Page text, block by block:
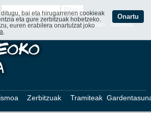
Web ofizialak Kontaktatu Webcam Intraneta
Zerbitzuak Tramiteak
Onartu
bai eta hirugarrenen cookieak
eta gure zerbitzuak hobetzeko.
euren erabilera onartutzat joko